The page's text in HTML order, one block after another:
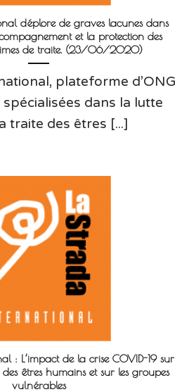
déplore de graves lacunes dans
et la protection des
de traite. (23/06/2020)
plateforme d’ONG
dans la lutte
traite des êtres [...]
: L’impact de la crise COVID-19 sur
êtres humains et sur les groupes
vulnérables